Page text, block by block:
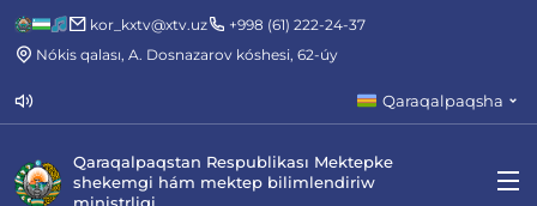
kor_kxtv@xtv.uz
+998 (61) 222-24-37
Nókis qalası, A. Dosnazarov kóshesi, 62-úy
Qaraqalpaqsha
Qaraqalpaqstan Respublikası Mektepke
shekemgi hám mektep bilimlendiriw